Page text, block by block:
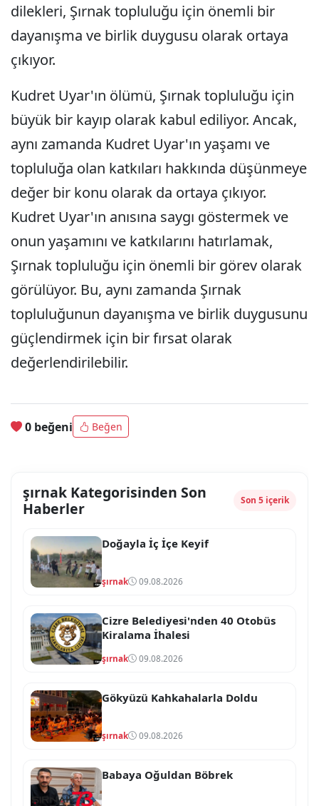
dilekleri, Şırnak topluluğu için önemli bir
dayanışma ve birlik duygusu olarak ortaya
çıkıyor.
Kudret Uyar'ın ölümü, Şırnak topluluğu için
büyük bir kayıp olarak kabul ediliyor. Ancak,
aynı zamanda Kudret Uyar'ın yaşamı ve
topluluğa olan katkıları hakkında düşünmeye
değer bir konu olarak da ortaya çıkıyor.
Kudret Uyar'ın anısına saygı göstermek ve
onun yaşamını ve katkılarını hatırlamak,
Şırnak topluluğu için önemli bir görev olarak
görülüyor. Bu, aynı zamanda Şırnak
topluluğunun dayanışma ve birlik duygusunu
güçlendirmek için bir fırsat olarak
değerlendirilebilir.
0 beğeni Beğen
şırnak Kategorisinden Son
Haberler
Son 5 içerik
Doğayla İç İçe Keyif
şırnak 09.08.2026
Cizre Belediyesi'nden 40 Otobüs
Kiralama İhalesi
şırnak 09.08.2026
Gökyüzü Kahkahalarla Doldu
şırnak 09.08.2026
Babaya Oğuldan Böbrek